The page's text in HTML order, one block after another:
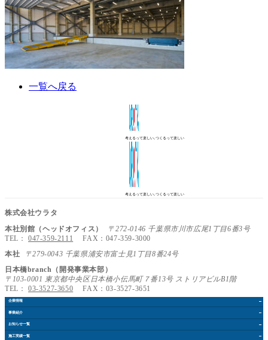
一覧へ戻る
考えるって楽しい､つくるって楽しい
考えるって楽しい､つくるって楽しい
株式会社ウラタ
本社別館（ヘッドオフィス）
〒272-0146 千葉県市川市広尾1丁目6番3号
TEL： 047-359-2111 FAX：047-359-3000
本社
〒279-0043 千葉県浦安市富士見1丁目8番24号
日本橋branch（開発事業本部）
〒103-0001 東京都中央区日本橋小伝馬町７番13号 ストリアビルB1階
TEL： 03-3527-3650 FAX：03-3527-3651
企業情報
事業紹介
お知らせ一覧
施工実績一覧